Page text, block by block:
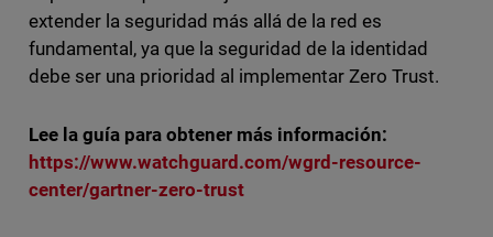
extender la seguridad más allá de la red es
fundamental, ya que la seguridad de la identidad
debe ser una prioridad al implementar Zero Trust.
Lee la guía para obtener más información:
https://www.watchguard.com/wgrd-resource-
center/gartner-zero-trust